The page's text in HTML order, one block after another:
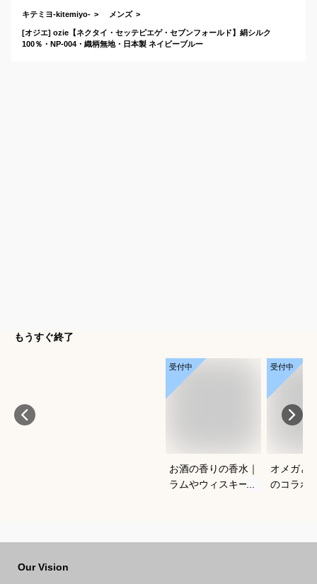
キテミヨ-kitemiyo- メンズ
[オジエ] ozie【ネクタイ・セッテピエゲ・セブンフォールド】絹シルク
100％・NP-004・織柄無地・日本製 ネイビーブルー
もうすぐ終了
受付中
お酒の香りの香水｜
ラムやウィスキーな
受付中
オメガと
のコラボ
Our Vision